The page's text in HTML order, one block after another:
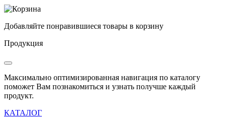
Добавляйте понравившиеся товары в корзину
Продукция
Максимально оптимизированная навигация по каталогу
поможет Вам познакомиться и узнать получше каждый
продукт.
КАТАЛОГ